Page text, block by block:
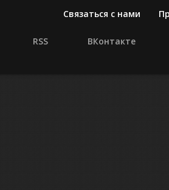
Связаться с нами
RSS ВКонтакте